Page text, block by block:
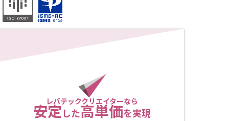
レバテッククリエイターなら
安定した高単価を実現